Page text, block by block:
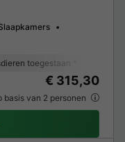
toegestaan *
€ 315,30
basis van 2 personen